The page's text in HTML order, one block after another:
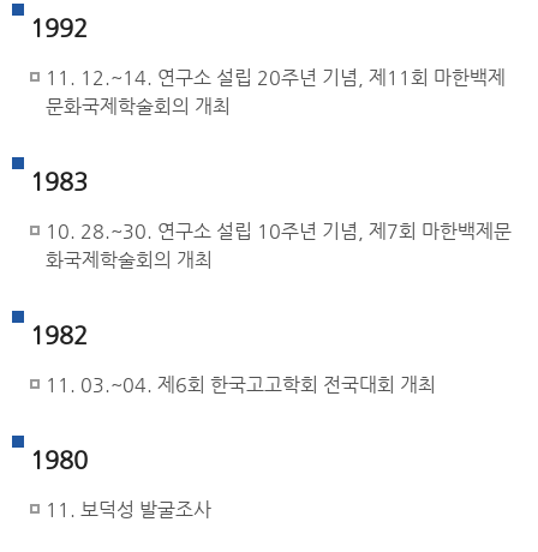
1992
11. 12.~14. 연구소 설립 20주년 기념, 제11회 마한백제
문화국제학술회의 개최
1983
10. 28.~30. 연구소 설립 10주년 기념, 제7회 마한백제문
화국제학술회의 개최
1982
11. 03.~04. 제6회 한국고고학회 전국대회 개최
1980
11. 보덕성 발굴조사